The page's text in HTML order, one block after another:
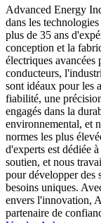
Advanced Energy
dans les
plus de 35 ans
conception et la
électriques avancées
conducteurs,
sont idéaux pour les
fiabilité, une
engagés dans la
environnemental, et
normes les plus
d'experts est dédiée
soutien, et nous
pour développer des
besoins uniques.
envers l'innovation,
partenaire de